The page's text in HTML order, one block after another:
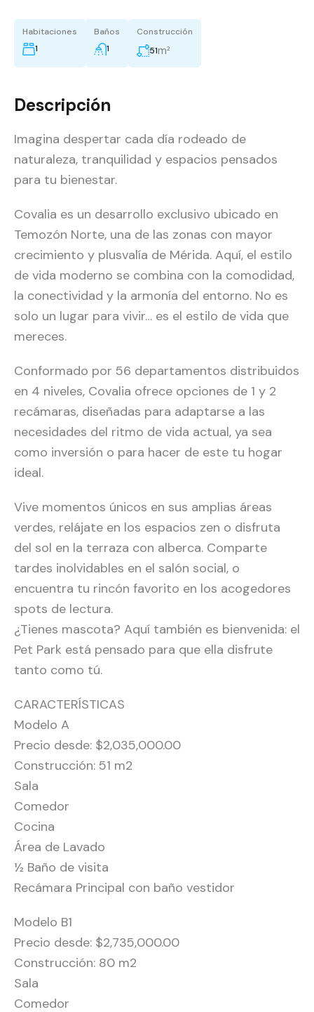
Habitaciones
1
Baños
1
Construcción
51m²
Descripción
Imagina despertar cada día rodeado de
naturaleza, tranquilidad y espacios pensados
para tu bienestar.
Covalia es un desarrollo exclusivo ubicado en
Temozón Norte, una de las zonas con mayor
crecimiento y plusvalía de Mérida. Aquí, el estilo
de vida moderno se combina con la comodidad,
la conectividad y la armonía del entorno. No es
solo un lugar para vivir… es el estilo de vida que
mereces.
Conformado por 56 departamentos distribuidos
en 4 niveles, Covalia ofrece opciones de 1 y 2
recámaras, diseñadas para adaptarse a las
necesidades del ritmo de vida actual, ya sea
como inversión o para hacer de este tu hogar
ideal.
Vive momentos únicos en sus amplias áreas
verdes, relájate en los espacios zen o disfruta
del sol en la terraza con alberca. Comparte
tardes inolvidables en el salón social, o
encuentra tu rincón favorito en los acogedores
spots de lectura.
¿Tienes mascota? Aquí también es bienvenida: el
Pet Park está pensado para que ella disfrute
tanto como tú.
CARACTERÍSTICAS
Modelo A
Precio desde: $2,035,000.00
Construcción: 51 m2
Sala
Comedor
Cocina
Área de Lavado
½ Baño de visita
Recámara Principal con baño vestidor
Modelo B1
Precio desde: $2,735,000.00
Construcción: 80 m2
Sala
Comedor